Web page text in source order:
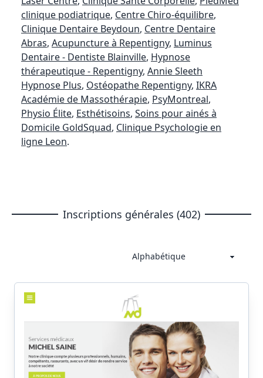
clinique podiatrique, Centre Chiro-équilibre,
Clinique Dentaire Beydoun, Centre Dentaire
Abras, Acupuncture à Repentigny, Luminus
Dentaire - Dentiste Blainville, Hypnose
thérapeutique - Repentigny, Annie Sleeth
Hypnose Plus, Ostéopathe Repentigny, IKRA
Académie de Massothérapie, PsyMontreal,
Physio Élite, Esthétisoins, Soins pour ainés à
Domicile GoldSquad, Clinique Psychologie en
ligne Leon.
Inscriptions générales (402)